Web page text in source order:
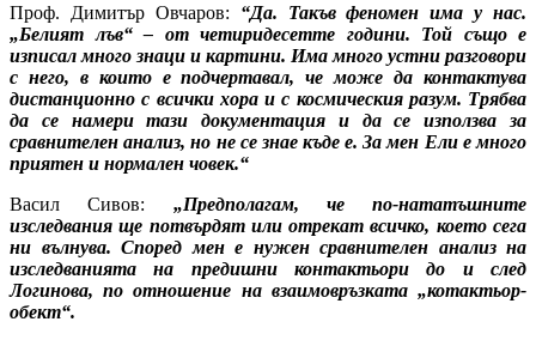
Проф. Димитър Овчаров: “Да. Такъв феномен има у нас.
„Белият лъв“ – от четиридесетте години. Той също е
изписал много знаци и картини. Има много устни разговори
с него, в които е подчертавал, че може да контактува
дистанционно с всички хора и с космическия разум. Трябва
да се намери тази документация и да се използва за
сравнителен анализ, но не се знае къде е. За мен Ели е много
приятен и нормален човек.“
Васил Сивов: „Предполагам, че по-нататъшните
изследвания ще потвърдят или отрекат всичко, което сега
ни вълнува. Според мен е нужен сравнителен анализ на
изследванията на предишни контактьори до и след
Логинова, по отношение на взаимовръзката „котактьор-
обект“.